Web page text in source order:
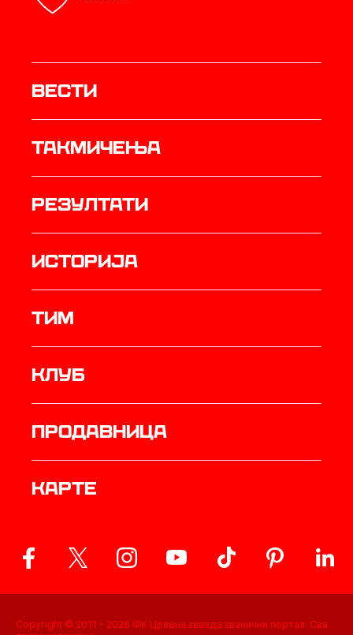
Вести
Такмичења
резултати
историја
ТИМ
Клуб
продавница
Карте
Copyright © 2011 - 2026 ФК Црвена звезда званични портал. Сва